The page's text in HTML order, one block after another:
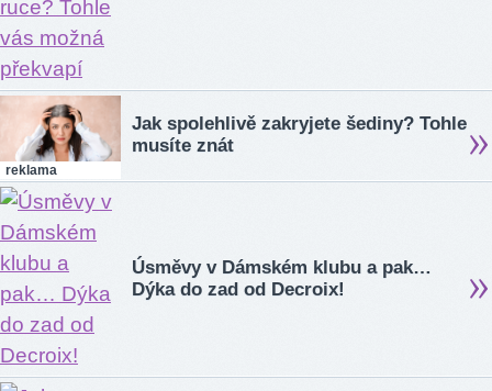
reklama
Jak spolehlivě zakryjete šediny? Tohle
musíte znát
Úsměvy v Dámském klubu a pak…
Dýka do zad od Decroix!